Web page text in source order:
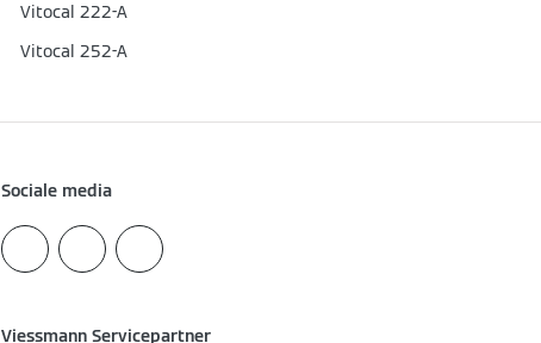
Vitocal 222-A
Vitocal 252-A
Sociale media
Viessmann Servicepartner